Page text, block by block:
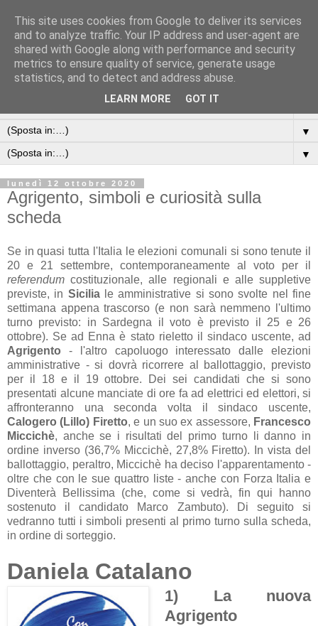
▼
▼
lunedì 12 ottobre 2020
Agrigento, simboli e curiosità sulla
scheda
Se in quasi tutta l'Italia le elezioni comunali si sono tenute il
20 e 21 settembre, contemporaneamente al voto per il
referendum costituzionale, alle regionali e alle suppletive
previste, in Siciliale amministrative si sono svolte nel fine
settimana appena trascorso (e non sarà nemmeno l'ultimo
turno previsto: in Sardegna il voto è previsto il 25 e 26
ottobre). Se ad Enna è stato rieletto il sindaco uscente, ad
Agrigento - l'altro capoluogo interessato dalle elezioni
amministrative - si dovrà ricorrere al ballottaggio, previsto
per il 18 e il 19 ottobre. Dei sei candidati che si sono
presentati alcune manciate di ore fa ad elettrici ed elettori, si
affronteranno una seconda volta il sindaco uscente,
Calogero (Lillo) Firetto, e un suo ex assessore, Francesco
Miccichè, anche se i risultati del primo turno li danno in
ordine inverso (36,7% Miccichè, 27,8% Firetto). In vista del
ballottaggio, peraltro, Miccichè ha deciso l'apparentamento -
oltre che con le sue quattro liste - anche con Forza Italia e
Diventerà Bellissima (che, come si vedrà, fin qui hanno
sostenuto il candidato Marco Zambuto). Di seguito si
vedranno tutti i simboli presenti al primo turno sulla scheda,
in ordine di sorteggio.
Daniela Catalano
1) La nuova
Agrigento
This site uses cookies from Google to deliver its services
and to analyze traffic. Your IP address and user-agent are
shared with Google along with performance and security
metrics to ensure quality of service, generate usage
statistics, and to detect and address abuse.
LEARN MORE GOT IT